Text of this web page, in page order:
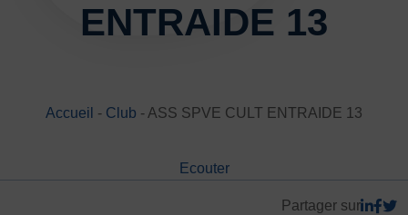
Les Boutiques F.S.G.T
ENTRAIDE 13
Accueil - Club - ASS SPVE CULT ENTRAIDE 13
Ecouter
Partager sur